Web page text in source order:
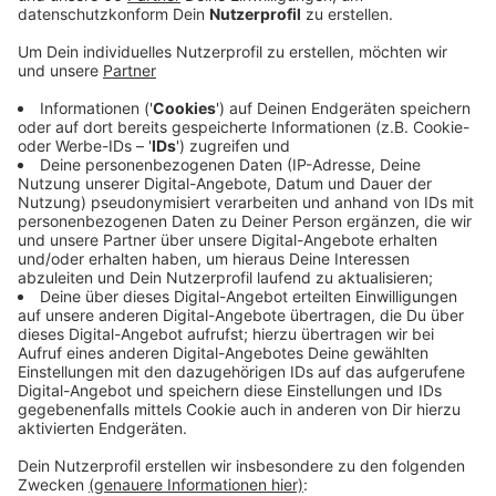
Veröffentlicht:Montag, 02.03.2020 16:44
Anzeige
Vor allem die Zahl der Einbrüche ist in Düsseldorf in
den letzten Jahren massiv gesunken. Knapp 1200 Mal
wurde 2019 im Stadtgebiet eingebrochen, so selten
wie zuletzt Mitte der achtziger Jahre. Auch im Kampf
gegen Taschendiebe macht die Polizei Fortschritte.
Allerdings gab es hier trotz eines Rückgangs um 10
Prozent immer noch mehr als 4000 Fälle. Drastisch
gestiegen ist die Zahl der Drogendelikte. Hier gab es
einen Anstieg um fast 30 Prozent. Man habe verstärkt
kontrolliert und etliche Händler verhaftet.
Polizeipräsident Norbert Wesseler sprach von einer
guten Gesamt-Bilanz.
Anzeige